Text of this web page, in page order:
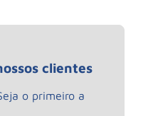
clientes
o primeiro a